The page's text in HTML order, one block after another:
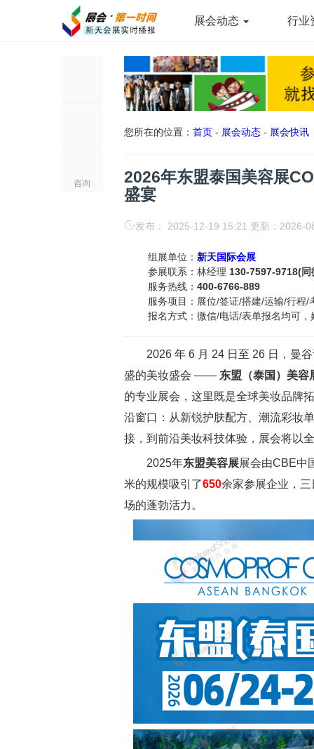
展会动态 行业
咨询
您所在的位置： 首页 - 展会动态 - 展会快讯
2026年东盟泰国美容展
盛宴
发布： 2025-12-19 15:21 更新：2026-
组展单位： 新天国际会展
参展联系：林经理 130-7597-9718(同
服务热线： 400-6766-889
服务项目：展位/签证/搭建/运输/行程/
报名方式：微信/电话/表单报名均可
2026 年 6 月 24 日至 26 日，曼谷
盛的美妆盛会 —— 东盟（泰国）美
的专业展会，这里既是全球美妆品牌
沿窗口：从新锐护肤配方、潮流彩妆
接，到前沿美妆科技体验，展会将以
2025年东盟美容展展会由CBE中
米的规模吸引了650余家参展企业，
场的蓬勃活力。